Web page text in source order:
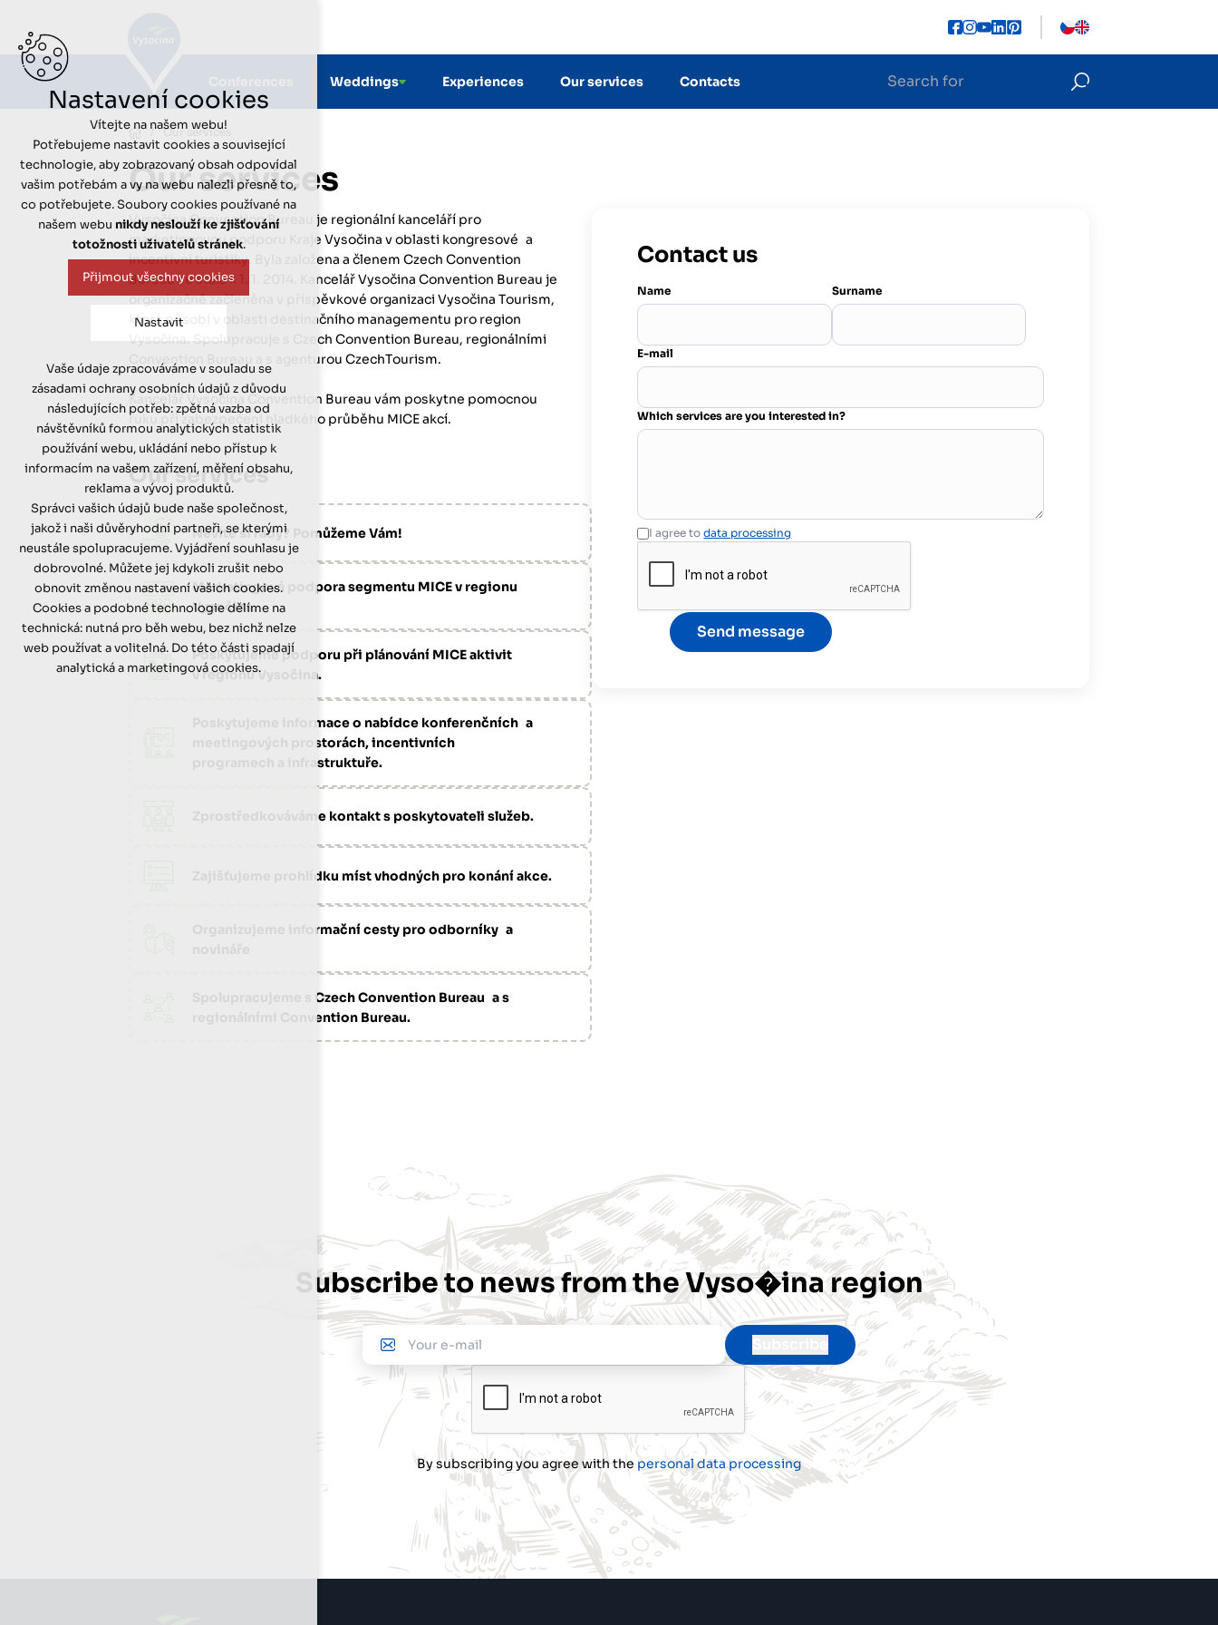
main
content
menu
Weddings Experiences Our services Contacts
/ Our services
Our services
Vysočina Convention Bureau je regionální kanceláří pro
marketingovou podporu Kraje Vysočina v oblasti kongresové a
incentivní turistiky. Byla založena a členem Czech Convention
Bureau se stala k 1. 1. 2014. Kancelář Vysočina Convention Bureau je
organizačně začleněna v příspěvkové organizaci Vysočina Tourism,
která působí v oblasti destinačního managementu pro region
Vysočina. Spolupracuje s Czech Convention Bureau, regionálními
Convention Bureau a s agenturou CzechTourism.
Kancelář Vysočina Convention Bureau vám poskytne pomocnou
ruku při zabezpečení hladkého průběhu MICE akcí.
Our services
Image Nevíte si rady? Pomůžeme Vám!
Image Marketingová podpora segmentu MICE v regionu
Vysočina.
Image
Poskytujeme podporu při plánování MICE aktivit
v regionu Vysočina.
Poskytujeme informace o nabídce konferenčních a
meetingových prostorách, incentivních
programech a infrastruktuře.
Zprostředkováváme kontakt s poskytovateli služeb.
Zajišťujeme prohlídku míst vhodných pro konání akce.
Organizujeme informační cesty pro odborníky a
Spolupracujeme s Czech Convention Bureau a s
regionálními Convention Bureau.
Contact us
Name Surname
E-mail
Which services are you interested in?
I agree todata processing
Subscribe to news from the Vyso�ina region
By subscribing you agree with the personal data processing
Nastavení cookies
Vítejte na našem webu!
Potřebujeme nastavit cookies a související
technologie, aby zobrazovaný obsah odpovídal
vašim potřebám a vy na webu nalezli přesně to,
co potřebujete. Soubory cookies používané na
našem webu nikdy neslouží ke zjišťování
totožnosti uživatelů stránek.
Přijmout všechny cookies
Nastavit
Technická cookies
nutná pro provozování webu
udržení kontextu stránek (session): případná
přihlášení, volby jazyka, apod.
Volitelná cookies
analytická pro anonymizované vyhodnocení
návštěvnosti
marketingová cookies (Google)
Více informací o cookies na našem webu
Přijmout všechny cookies
Odmítnout vše
Vaše údaje zpracováváme v souladu se
zásadami ochrany osobních údajů z důvodu
následujících potřeb: zpětná vazba od
návštěvníků formou analytických statistik
používání webu, ukládání nebo přístup k
informacím na vašem zařízení, měření obsahu,
reklama a vývoj produktů.
Správci vašich údajů bude naše společnost,
jakož i naši důvěryhodní partneři, se kterými
neustále spolupracujeme. Vyjádření souhlasu je
dobrovolné. Můžete jej kdykoli zrušit nebo
obnovit změnou nastavení vašich cookies.
Cookies a podobné technologie dělíme na
technická: nutná pro běh webu, bez nichž nelze
web používat a volitelná. Do této části spadají
analytická a marketingová cookies.